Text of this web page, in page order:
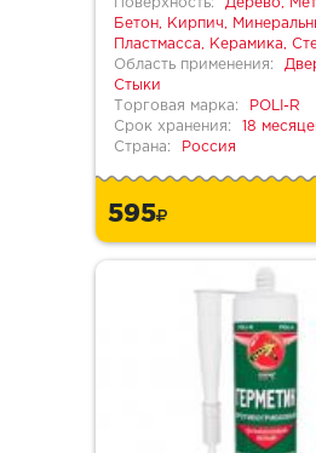
Поверхность:
Дерево,
Бетон, Кирпич,
Пластмасса, Керамика,
Область применения:
Стыки
Торговая марка:
POLI-R
Срок хранения:
18
Страна:
Россия
595